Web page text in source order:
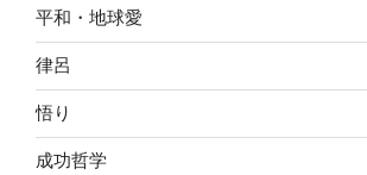
平和・地球愛
律呂
悟り
成功哲学